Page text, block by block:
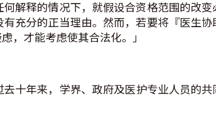
解释的情况下，就假设合资格范围的改
充分的正当理由。然而，若要将『医生
，才能考虑使其合法化。」
十年来，学界、政府及医护专业人员的